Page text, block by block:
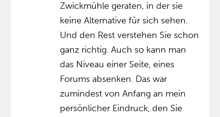
Zwickmühle geraten, in der sie
keine Alternative für sich sehen.
Und den Rest verstehen Sie schon
ganz richtig. Auch so kann man
das Niveau einer Seite, eines
Forums absenken. Das war
zumindest von Anfang an mein
persönlicher Eindruck, den Sie